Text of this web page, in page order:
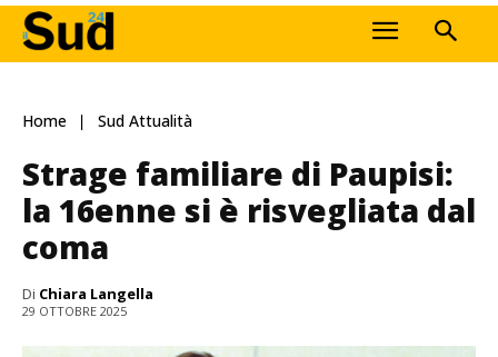
Home Sud Attualità
Strage familiare di Paupisi:
la 16enne si è risvegliata dal
coma
Di Chiara Langella
29 OTTOBRE 2025